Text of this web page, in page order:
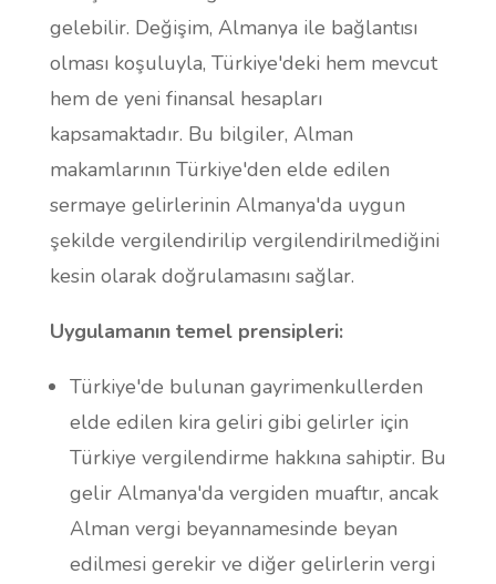
gelebilir. Değişim, Almanya ile bağlantısı
olması koşuluyla, Türkiye'deki hem mevcut
hem de yeni finansal hesapları
kapsamaktadır. Bu bilgiler, Alman
makamlarının Türkiye'den elde edilen
sermaye gelirlerinin Almanya'da uygun
şekilde vergilendirilip vergilendirilmediğini
kesin olarak doğrulamasını sağlar.
Uygulamanın temel prensipleri:
Türkiye'de bulunan gayrimenkullerden
elde edilen kira geliri gibi gelirler için
Türkiye vergilendirme hakkına sahiptir. Bu
gelir Almanya'da vergiden muaftır, ancak
Alman vergi beyannamesinde beyan
edilmesi gerekir ve diğer gelirlerin vergi